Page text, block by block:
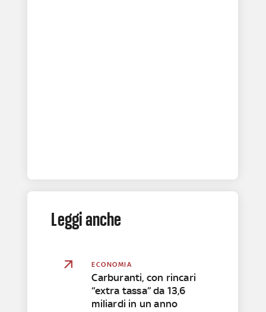
Leggi anche
ECONOMIA
Carburanti, con rincari
“extra tassa” da 13,6
miliardi in un anno